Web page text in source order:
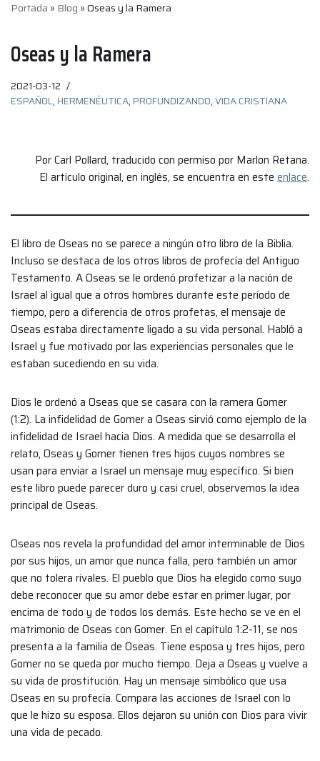
Portada » Blog »Oseas y la Ramera
Oseas y la Ramera
2021-03-12
ESPAÑOL, HERMENÉUTICA, PROFUNDIZANDO,VIDA CRISTIANA
Por Carl Pollard, traducido con permiso por Marlon Retana.
El artículo original, en inglés, se encuentra en este enlace.
El libro de Oseas no se parece a ningún otro libro de la Biblia.
Incluso se destaca de los otros libros de profecía del Antiguo
Testamento. A Oseas se le ordenó profetizar a la nación de
Israel al igual que a otros hombres durante este período de
tiempo, pero a diferencia de otros profetas, el mensaje de
Oseas estaba directamente ligado a su vida personal. Habló a
Israel y fue motivado por las experiencias personales que le
estaban sucediendo en su vida.
Dios le ordenó a Oseas que se casara con la ramera Gomer
(1:2). La infidelidad de Gomer a Oseas sirvió como ejemplo de la
infidelidad de Israel hacia Dios. A medida que se desarrolla el
relato, Oseas y Gomer tienen tres hijos cuyos nombres se
usan para enviar a Israel un mensaje muy específico. Si bien
este libro puede parecer duro y casi cruel, observemos la idea
principal de Oseas.
Oseas nos revela la profundidad del amor interminable de Dios
por sus hijos, un amor que nunca falla, pero también un amor
que no tolera rivales. El pueblo que Dios ha elegido como suyo
debe reconocer que su amor debe estar en primer lugar, por
encima de todo y de todos los demás. Este hecho se ve en el
matrimonio de Oseas con Gomer. En el capítulo 1:2-11, se nos
presenta a la familia de Oseas. Tiene esposa y tres hijos, pero
Gomer no se queda por mucho tiempo. Deja a Oseas y vuelve a
su vida de prostitución. Hay un mensaje simbólico que usa
Oseas en su profecía. Compara las acciones de Israel con lo
que le hizo su esposa. Ellos dejaron su unión con Dios para vivir
una vida de pecado.